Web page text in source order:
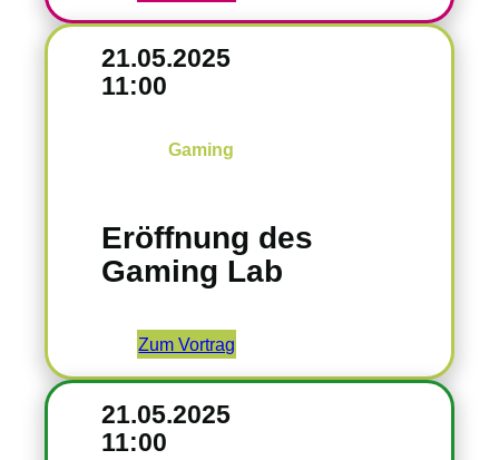
21.05.2025
11:00
Gaming
Eröffnung des
Gaming Lab
Zum Vortrag
21.05.2025
11:00